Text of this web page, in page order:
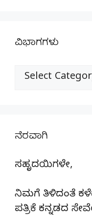
ವಿಭಾಗಗಳು
ವಿಭಾಗಗಳು
ನೆರವಾಗಿ
ಸಹೃದಯಿಗಳೇ,
ನಿಮಗೆ ತಿಳಿದಂತೆ
ಪತ್ರಿಕೆ ಕನ್ನಡದ